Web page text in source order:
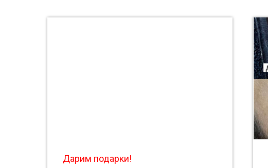
Дарим подарки!